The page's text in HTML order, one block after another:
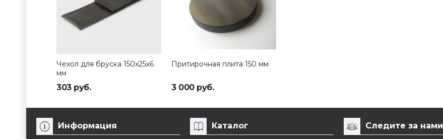
Чехол для бруска 150х25х6
мм
303 руб.
Притирочная плита 150 мм
3 000 руб.
Информация Каталог Следите за нами